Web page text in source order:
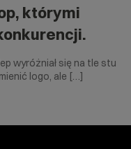
którymi
wyróżniał się na tle stu
logo, ale […]